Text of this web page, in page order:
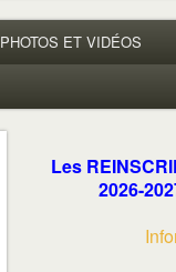
PHOTOS ET VIDÉOS
Les
2026-